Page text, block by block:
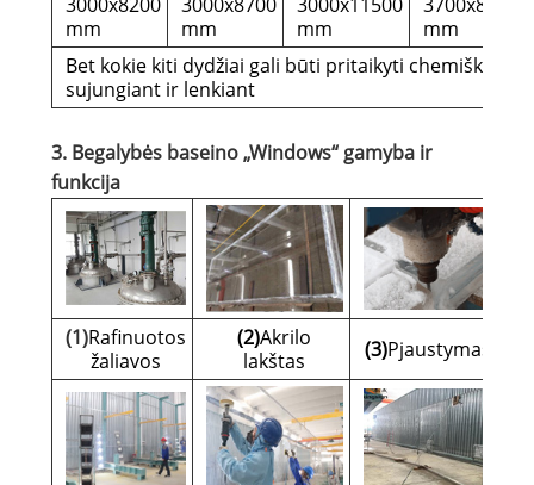
mm
mm
mm
mm
Bet kokie kiti dydžiai gali būti pritaikyti chemiškai
sujungiant ir lenkiant
3. Begalybės baseino „Windows“ gamyba ir
funkcija
(1)Rafinuotos
žaliavos
(2)Akrilo
lakštas
(3)Pjaustymas